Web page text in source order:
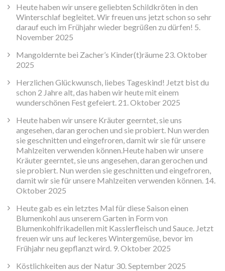
Heute haben wir unsere geliebten Schildkröten in den
Winterschlaf begleitet. Wir freuen uns jetzt schon so sehr
darauf euch im Frühjahr wieder begrüßen zu dürfen! 5.
November 2025
Mangoldernte bei Zacher’s Kinder(t)räume 23. Oktober
2025
Herzlichen Glückwunsch, liebes Tageskind! Jetzt bist du
schon 2 Jahre alt, das haben wir heute mit einem
wunderschönen Fest gefeiert. 21. Oktober 2025
Heute haben wir unsere Kräuter geerntet, sie uns
angesehen, daran gerochen und sie probiert. Nun werden
sie geschnitten und eingefroren, damit wir sie für unsere
Mahlzeiten verwenden können.Heute haben wir unsere
Kräuter geerntet, sie uns angesehen, daran gerochen und
sie probiert. Nun werden sie geschnitten und eingefroren,
damit wir sie für unsere Mahlzeiten verwenden können. 14.
Oktober 2025
Heute gab es ein letztes Mal für diese Saison einen
Blumenkohl aus unserem Garten in Form von
Blumenkohlfrikadellen mit Kasslerfleisch und Sauce. Jetzt
freuen wir uns auf leckeres Wintergemüse, bevor im
Frühjahr neu gepflanzt wird. 9. Oktober 2025
Köstlichkeiten aus der Natur 30. September 2025